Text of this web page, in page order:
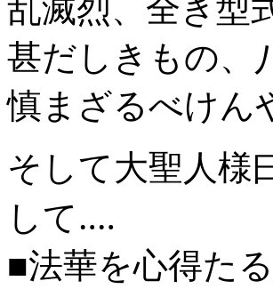
乱滅烈、全き型
甚だしきもの、
慎まざるべけ
そして大聖人様
して‥‥
■法華を心得た